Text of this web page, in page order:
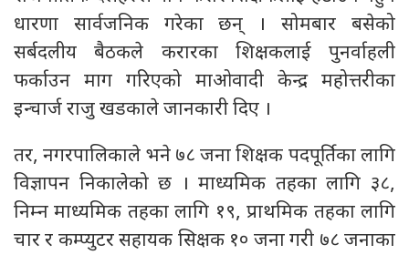
धारणा सार्वजनिक गरेका छन् । सोमबार बसेको
सर्बदलीय बैठकले करारका शिक्षकलाई पुनर्वाहली
फर्काउन माग गरिएको माओवादी केन्द्र महोत्तरीका
इन्चार्ज राजु खडकाले जानकारी दिए ।
तर, नगरपालिकाले भने ७८ जना शिक्षक पदपूर्तिका लागि
विज्ञापन निकालेको छ । माध्यमिक तहका लागि ३८,
निम्न माध्यमिक तहका लागि १९, प्राथमिक तहका लागि
चार र कम्प्युटर सहायक सिक्षक १० जना गरी ७८ जनाका